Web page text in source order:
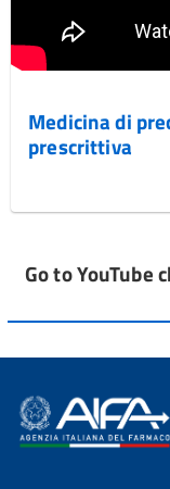
Medicina di
prescrittiva
Go to YouTube